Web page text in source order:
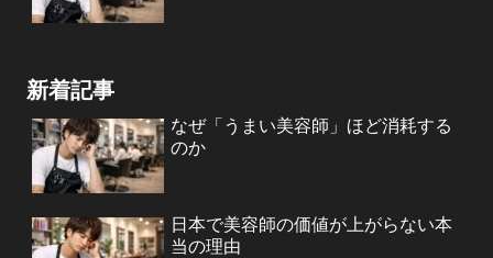
新着記事
なぜ「うまい美容師」ほど消耗する
のか
日本で美容師の価値が上がらない本
当の理由